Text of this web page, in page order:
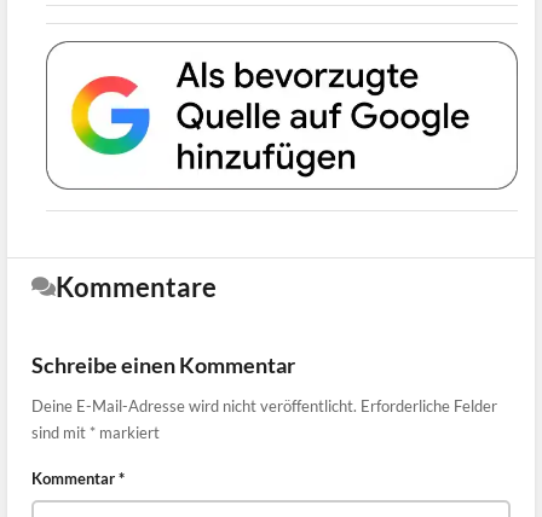
Kommentare
Schreibe einen Kommentar
Deine E-Mail-Adresse wird nicht veröffentlicht. Erforderliche Felder
sind mit * markiert
Kommentar*